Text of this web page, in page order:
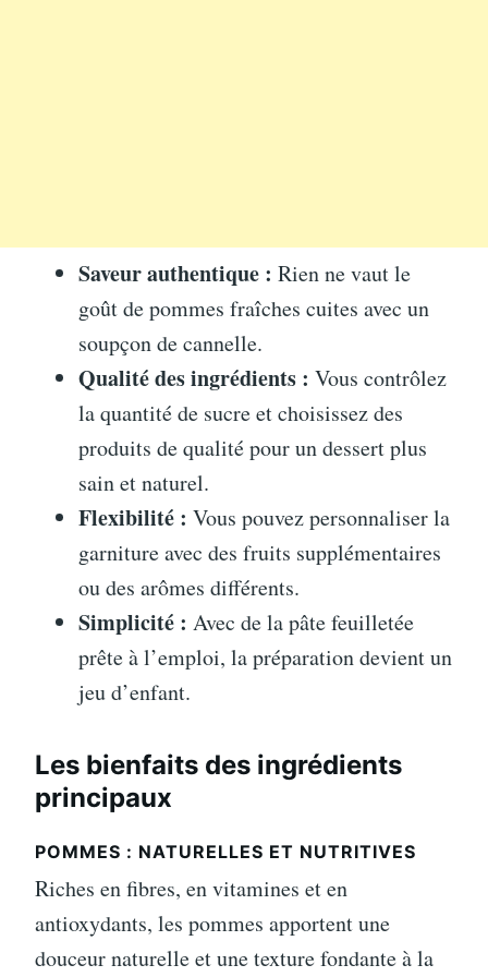
Saveur authentique : Rien ne vaut le
goût de pommes fraîches cuites avec un
soupçon de cannelle.
Qualité des ingrédients : Vous contrôlez
la quantité de sucre et choisissez des
produits de qualité pour un dessert plus
sain et naturel.
Flexibilité : Vous pouvez personnaliser la
garniture avec des fruits supplémentaires
ou des arômes différents.
Simplicité : Avec de la pâte feuilletée
prête à l’emploi, la préparation devient un
jeu d’enfant.
Les bienfaits des ingrédients
principaux
POMMES : NATURELLES ET NUTRITIVES
Riches en fibres, en vitamines et en
antioxydants, les pommes apportent une
douceur naturelle et une texture fondante à la